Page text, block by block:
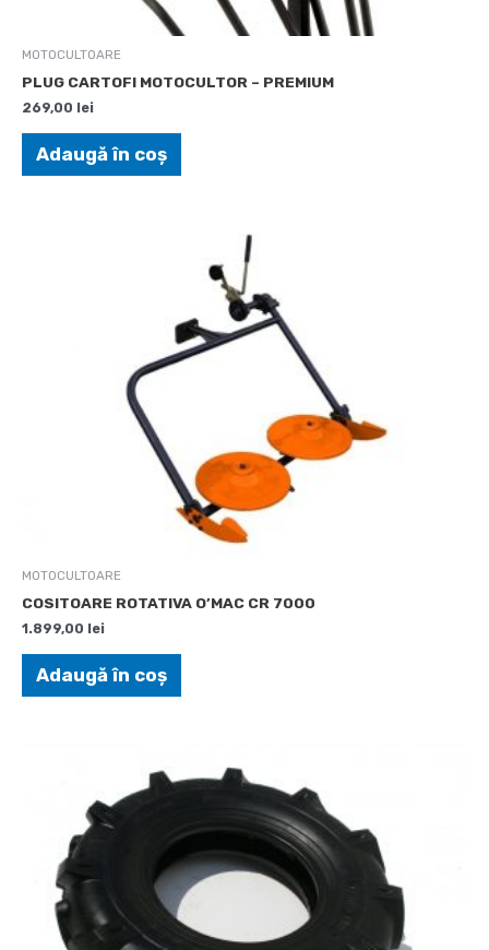
MOTOCULTOARE
PLUG CARTOFI MOTOCULTOR – PREMIUM
269,00 lei
Adaugă în coș
MOTOCULTOARE
COSITOARE ROTATIVA O’MAC CR 7000
1.899,00 lei
Adaugă în coș